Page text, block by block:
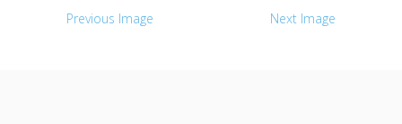
Previous Image Next Image